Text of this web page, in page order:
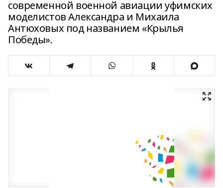
современной военной авиации уфимских
моделистов Александра и Михаила
Антюховых под названием «Крылья
Победы».